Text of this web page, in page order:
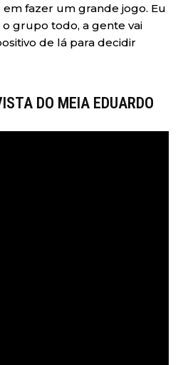
fazer um grande jogo. Eu
grupo todo, a gente vai
de lá para decidir
DO MEIA EDUARDO